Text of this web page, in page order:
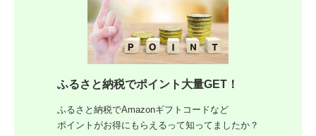
ふるさと納税でポイント大量GET！
ふるさと納税でAmazonギフトコードなど
ポイントがお得にもらえるって知ってましたか？